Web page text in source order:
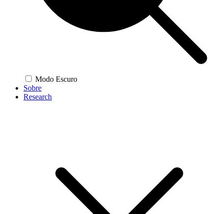
Modo Escuro
Sobre
Research